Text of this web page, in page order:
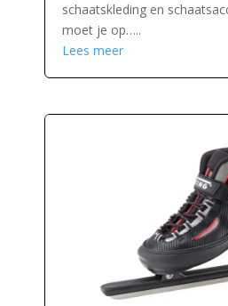
schaatskleding en
moet je op…..
Lees meer